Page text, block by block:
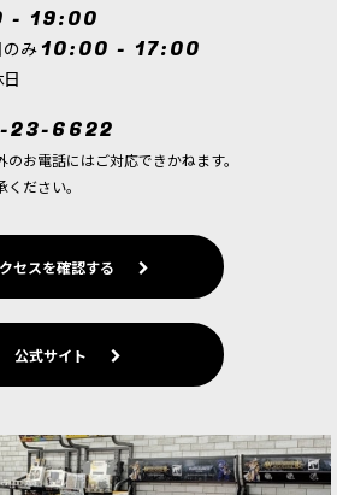
- 19:00
み10:00 - 17:00
23-6622
のお電話にはご対応できかねます。
ださい。
セスを確認する
公式サイト